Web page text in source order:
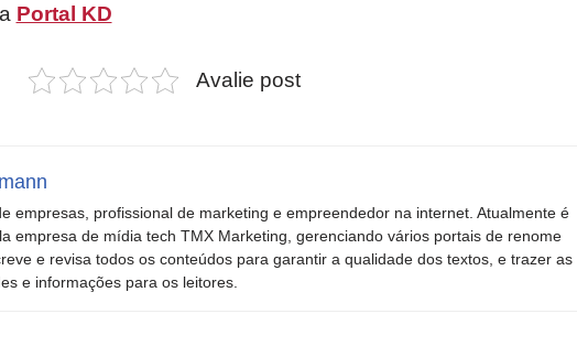
Portal KD
Avalie post
empresas, profissional de marketing e empreendedor na internet. Atualmente é
empresa de mídia tech TMX Marketing, gerenciando vários portais de renome
e revisa todos os conteúdos para garantir a qualidade dos textos, e trazer as
e informações para os leitores.